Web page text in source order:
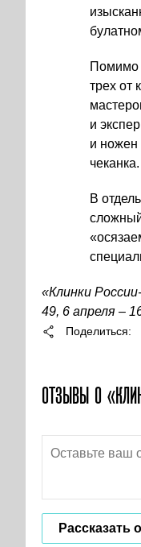
Помимо
трех от
и
и ножен
чеканка.
В
«Клинки
49, 6 апреля –
Поделиться
ОТЗЫВЫ О
Рассказать